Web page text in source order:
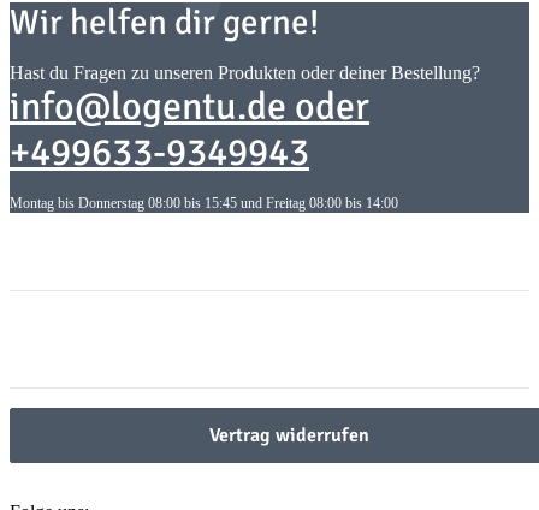
Wir helfen dir gerne!
Hast du Fragen zu unseren Produkten oder deiner Bestellung?
info@logentu.de oder
+499633-9349943
Montag bis Donnerstag 08:00 bis 15:45 und Freitag 08:00 bis 14:00
Vertrag widerrufen